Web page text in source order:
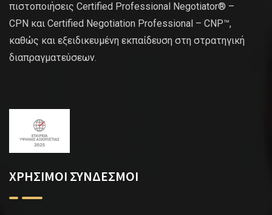
πιστοποιήσεις Certified Professional Negotiator® –
CPN και Certified Negotiation Professional – CNP™,
καθώς και εξειδικευμένη εκπαίδευση στη στρατηγική
διαπραγματεύσεων.
ΧΡΗΣΙΜΟΙ ΣΥΝΔΕΣΜΟΙ